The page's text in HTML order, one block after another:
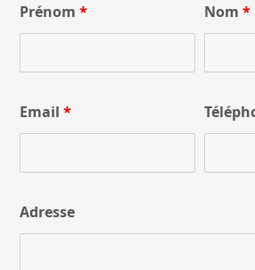
Prénom* Nom*
Email*
Adresse